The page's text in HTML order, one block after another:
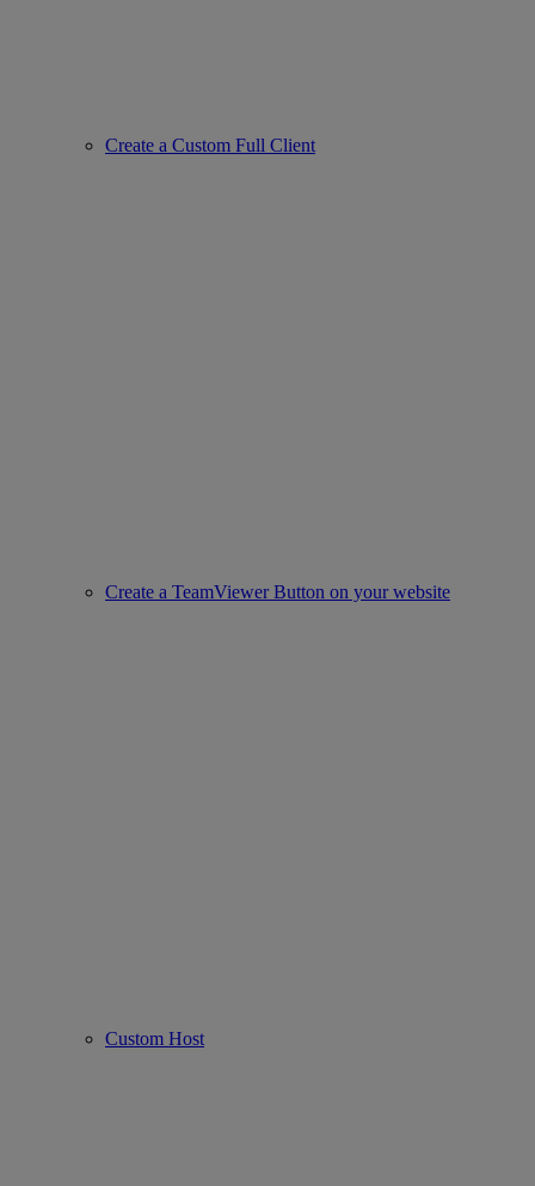
Create a Custom Full Client
Create a TeamViewer Button on your website
Custom Host